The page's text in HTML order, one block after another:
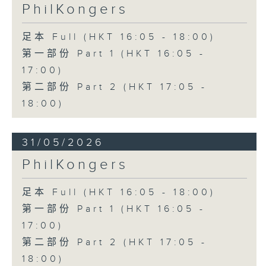
PhilKongers
足本 Full (HKT 16:05 - 18:00)
第一部份 Part 1 (HKT 16:05 -
17:00)
第二部份 Part 2 (HKT 17:05 -
18:00)
31/05/2026
PhilKongers
足本 Full (HKT 16:05 - 18:00)
第一部份 Part 1 (HKT 16:05 -
17:00)
第二部份 Part 2 (HKT 17:05 -
18:00)